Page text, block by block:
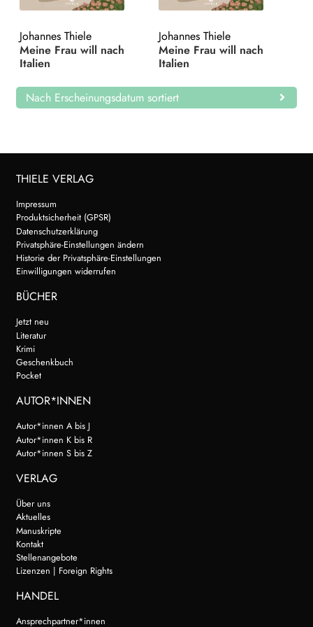
Search:
Johannes Thiele
Meine Frau will nach
Italien
Johannes Thiele
Meine Frau will nach
Italien
Nach Erscheinungsdatum sortiert
THIELE VERLAG
Impressum
Produktsicherheit (GPSR)
Datenschutzerklärung
Privatsphäre-Einstellungen ändern
Historie der Privatsphäre-Einstellungen
Einwilligungen widerrufen
BÜCHER
Jetzt neu
Literatur
Krimi
Geschenkbuch
Pocket
AUTOR*INNEN
Autor*innen A bis J
Autor*innen K bis R
Autor*innen S bis Z
VERLAG
Über uns
Aktuelles
Manuskripte
Kontakt
Stellenangebote
Lizenzen | Foreign Rights
HANDEL
Ansprechpartner*innen